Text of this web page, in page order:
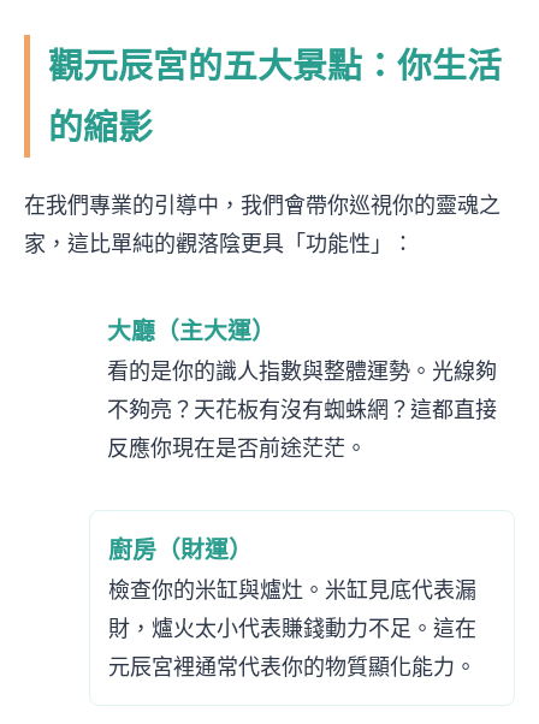
觀元辰宮的五大景點：你生活
的縮影
在我們專業的引導中，我們會帶你巡視你的靈魂之
家，這比單純的觀落陰更具「功能性」：
大廳（主大運）
看的是你的識人指數與整體運勢。光線夠
不夠亮？天花板有沒有蜘蛛網？這都直接
反應你現在是否前途茫茫。
廚房（財運）
檢查你的米缸與爐灶。米缸見底代表漏
財，爐火太小代表賺錢動力不足。這在
元辰宮裡通常代表你的物質顯化能力。